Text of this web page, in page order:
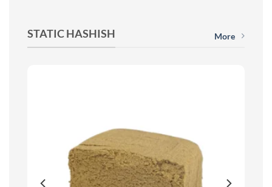
STATIC HASHISH More